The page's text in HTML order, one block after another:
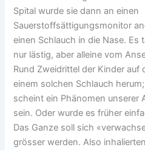
Spital wurde sie dann an einen
Sauerstoffsättigungsmonitor
einen Schlauch in die Nase.
nur lästig, aber alleine vom
Rund Zweidrittel der Kinder
einem solchen Schlauch
scheint ein Phänomen unserer
sein. Oder wurde es früher
Das Ganze soll sich
grösser werden. Also